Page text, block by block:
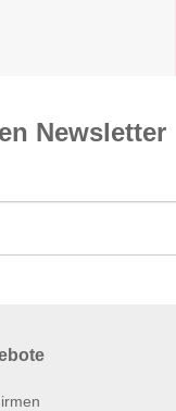
News­letter